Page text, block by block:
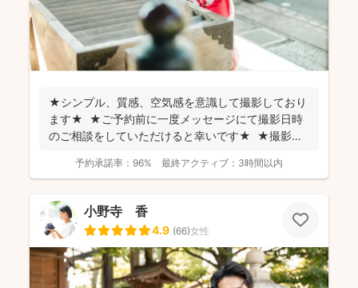
★シンプル、質感、空気感を意識して撮影しており
ます★ ★ご予約前に一度メッセージにて撮影日時
のご相談をしていただけると幸いです★ ★撮影に
予約承諾率： 96% 最終アクティブ： 3時間以内
小野寺 香
4.9 (66)女性